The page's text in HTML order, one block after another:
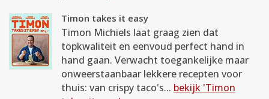
Timon takes it easy
Timon Michiels laat graag zien dat
topkwaliteit en eenvoud perfect hand in
hand gaan. Verwacht toegankelijke maar
onweerstaanbaar lekkere recepten voor
thuis: van crispy taco's... bekijk 'Timon